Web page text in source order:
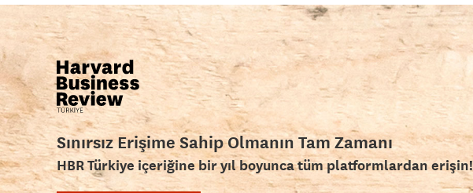
Sınırsız Erişime Sahip Olmanın Tam Zamanı
HBR Türkiye içeriğine bir yıl boyunca tüm platformlardan erişin!